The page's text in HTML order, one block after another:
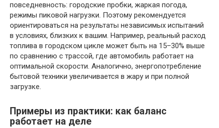
повседневность: городские пробки, жаркая погода,
режимы пиковой нагрузки. Поэтому рекомендуется
ориентироваться на результаты независимых испытаний
в условиях, близких к вашим. Например, реальный расход
топлива в городском цикле может быть на 15–30% выше
по сравнению с трассой, где автомобиль работает на
оптимальной скорости. Аналогично, энергопотребление
бытовой техники увеличивается в жару и при полной
загрузке.
Примеры из практики: как баланс
работает на деле